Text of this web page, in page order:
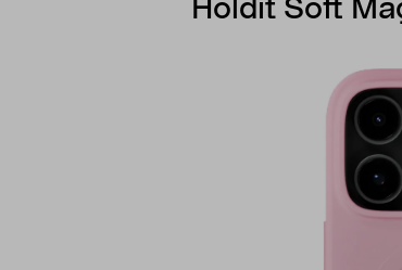
Holdit Soft